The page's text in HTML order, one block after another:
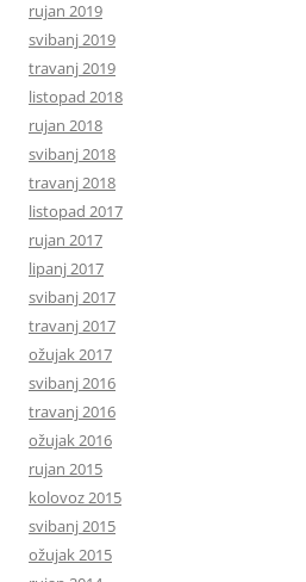
rujan 2019
svibanj 2019
travanj 2019
listopad 2018
rujan 2018
svibanj 2018
travanj 2018
listopad 2017
rujan 2017
lipanj 2017
svibanj 2017
travanj 2017
ožujak 2017
svibanj 2016
travanj 2016
ožujak 2016
rujan 2015
kolovoz 2015
svibanj 2015
ožujak 2015